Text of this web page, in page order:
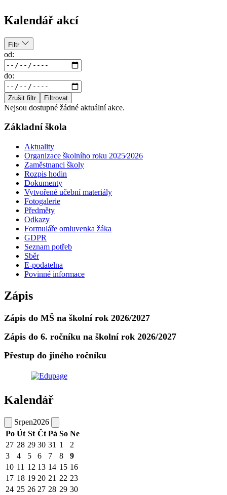
Kalendář akcí
Filtr
od:
do:
Zrušit filtr Filtrovat
Nejsou dostupné žádné aktuální akce.
Základní škola
Aktuality
Organizace školního roku 2025⁄2026
Zaměstnanci školy
Rozpis hodin
Dokumenty
Vytvořené učební materiály
Fotogalerie
Předměty
Odkazy
Formuláře omluvenka žáka
GDPR
Seznam potřeb
Sběr
E-podatelna
Povinné informace
Zápis
Zápis do MŠ na školní rok 2026/2027
Zápis do 6. ročníku na školní rok 2026/2027
Přestup do jiného ročníku
Kalendář
Srpen2026
Po Út St Čt Pá So Ne
27 28 29 30 31 1
2
3
4 5 6 7 8
9
10 11 12 13 14 15 16
17 18 19 20 21 22 23
24 25 26 27 28 29 30